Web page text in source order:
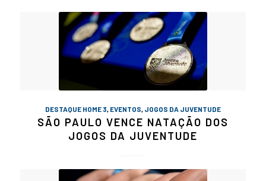
DESTAQUE HOME 3 EVENTOS JOGOS DA JUVENTUDE
SÃO PAULO VENCE NATAÇÃO DOS
JOGOS DA JUVENTUDE